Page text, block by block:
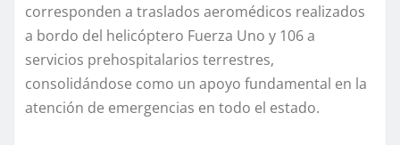
corresponden a traslados aeromédicos realizados
a bordo del helicóptero Fuerza Uno y 106 a
servicios prehospitalarios terrestres,
consolidándose como un apoyo fundamental en la
atención de emergencias en todo el estado.